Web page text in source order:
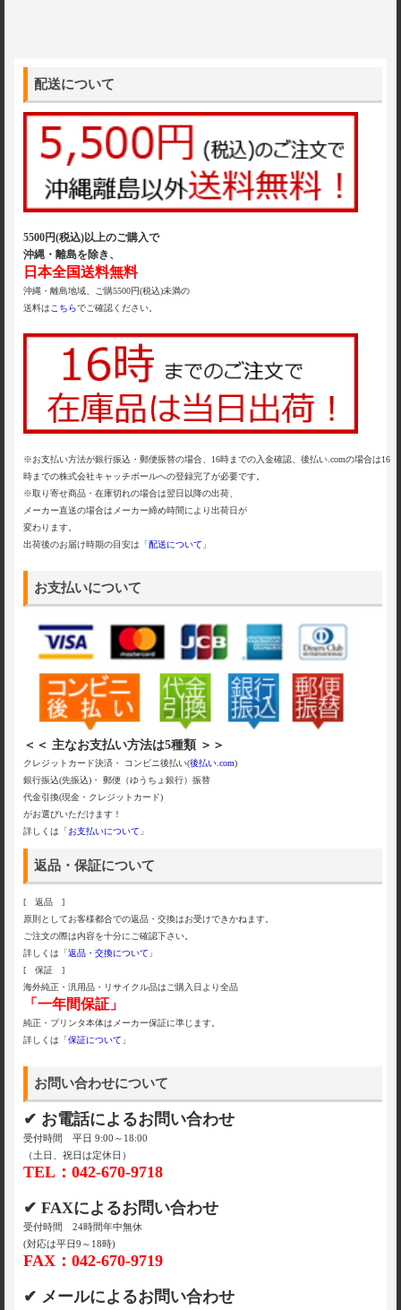
配送について
5500円(税込)以上のご購入で
沖縄・離島を除き、
日本全国送料無料
沖縄・離島地域、ご購5500円(税込)未満の
送料は こちらでご確認ください。
※お支払い方法が銀行振込・郵便振替の場合、16時までの入金確認、後払い.comの場合は16
時までの株式会社キャッチボールへの登録完了が必要です。
※取り寄せ商品・在庫切れの場合は翌日以降の出荷、
メーカー直送の場合はメーカー締め時間により出荷日が
変わります。
出荷後のお届け時期の目安は「配送について 」
お支払いについて
＜＜ 主なお支払い方法は5種類 ＞＞
クレジットカード決済・ コンビニ後払い(後払い.com)
銀行振込(先振込)・ 郵便（ゆうちょ銀行）振替
代金引換(現金・クレジットカード)
がお選びいただけます！
詳しくは「お支払いについて 」
返品・保証について
[ 返品 ]
原則としてお客様都合での返品・交換はお受けできかねます。
ご注文の際は内容を十分にご確認下さい。
詳しくは「返品・交換について 」
[ 保証 ]
海外純正・汎用品・リサイクル品はご購入日より全品
「一年間保証」
純正・プリンタ本体はメーカー保証に準じます。
詳しくは「保証について 」
お問い合わせについて
✔ お電話によるお問い合わせ
受付時間 平日 9:00～18:00
（土日、祝日は定休日）
TEL：042-670-9718
✔ FAXによるお問い合わせ
受付時間 24時間年中無休
(対応は平日9～18時)
FAX：042-670-9719
✔ メールによるお問い合わせ